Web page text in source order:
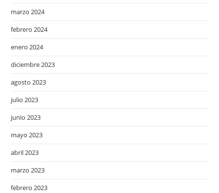
marzo 2024
febrero 2024
enero 2024
diciembre 2023
agosto 2023
julio 2023
junio 2023
mayo 2023
abril 2023
marzo 2023
febrero 2023